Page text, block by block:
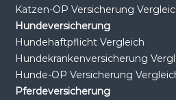
Katzen-OP Versicherung
Hundeversicherung
Hundehaftpflicht Vergleich
Hundekrankenversicherung
Hunde-OP Versicherung
Pferdeversicherung